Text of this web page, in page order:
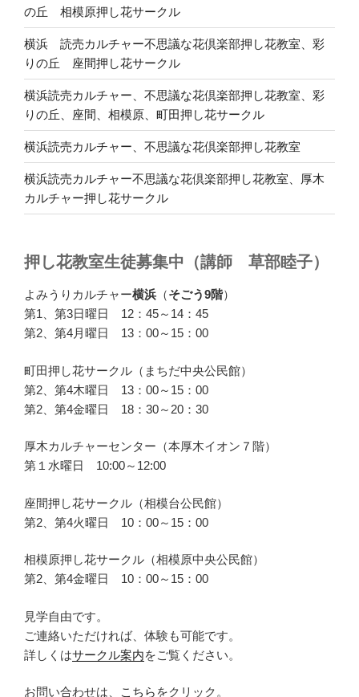
の丘 相模原押し花サークル
横浜 読売カルチャー不思議な花倶楽部押し花教室、彩
りの丘 座間押し花サークル
横浜読売カルチャー、不思議な花倶楽部押し花教室、彩
りの丘、座間、相模原、町田押し花サークル
横浜読売カルチャー、不思議な花倶楽部押し花教室
横浜読売カルチャー不思議な花倶楽部押し花教室、厚木
カルチャー押し花サークル
押し花教室生徒募集中（講師 草部睦子）
よみうりカルチャー横浜 （そごう9階）
第1、第3日曜日 12：45～14：45
第2、第4月曜日 13：00～15：00
町田押し花サークル（まちだ中央公民館）
第2、第4木曜日 13：00～15：00
第2、第4金曜日 18：30～20：30
厚木カルチャーセンター（本厚木イオン７階）
第１水曜日 10:00～12:00
座間押し花サークル（相模台公民館）
第2、第4火曜日 10：00～15：00
相模原押し花サークル（相模原中央公民館）
第2、第4金曜日 10：00～15：00
見学自由です。
ご連絡いただければ、体験も可能です。
詳しくはサークル案内をご覧ください。
お問い合わせは、 こちら をクリック。